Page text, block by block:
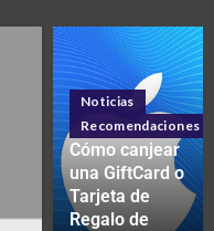
Noticias
Recomendaciones
Cómo canjear
una GiftCard o
Tarjeta de
Regalo de